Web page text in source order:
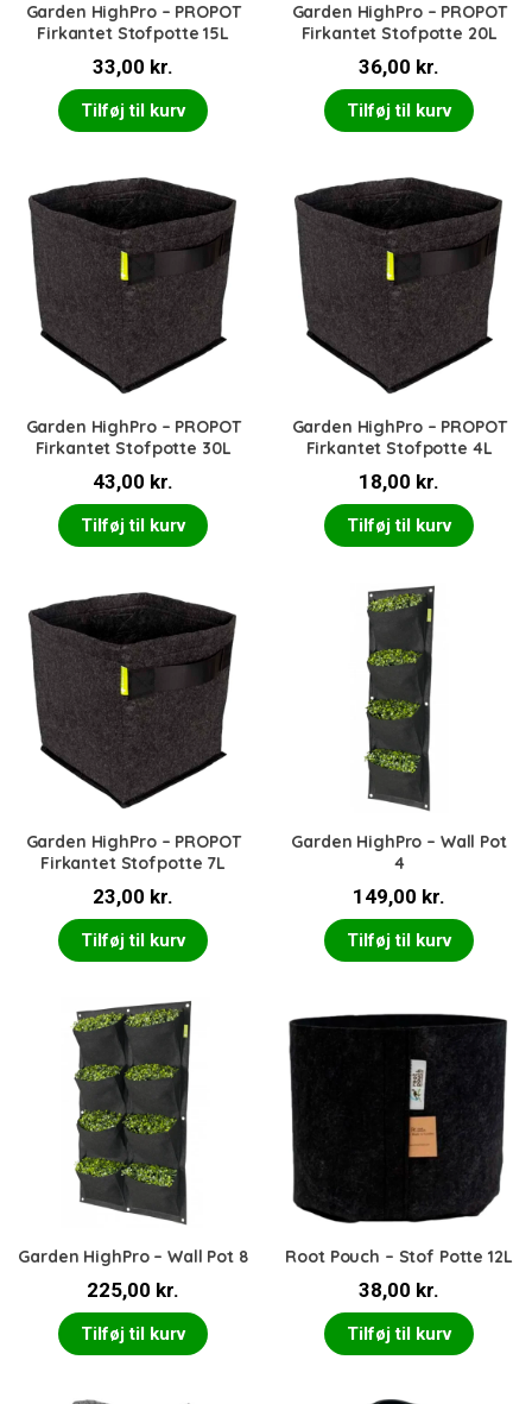
Garden HighPro – PROPOT
Firkantet Stofpotte 15L
33,00 kr.
Tilføj til kurv
Garden HighPro – PROPOT
Firkantet Stofpotte 20L
36,00 kr.
Tilføj til kurv
Garden HighPro – PROPOT
Firkantet Stofpotte 30L
43,00 kr.
Tilføj til kurv
Garden HighPro – PROPOT
Firkantet Stofpotte 4L
18,00 kr.
Tilføj til kurv
Garden HighPro – PROPOT
Firkantet Stofpotte 7L
23,00 kr.
Tilføj til kurv
Garden HighPro – Wall Pot
4
149,00 kr.
Tilføj til kurv
Garden HighPro – Wall Pot 8
225,00 kr.
Tilføj til kurv
Root Pouch – Stof Potte 12L
38,00 kr.
Tilføj til kurv